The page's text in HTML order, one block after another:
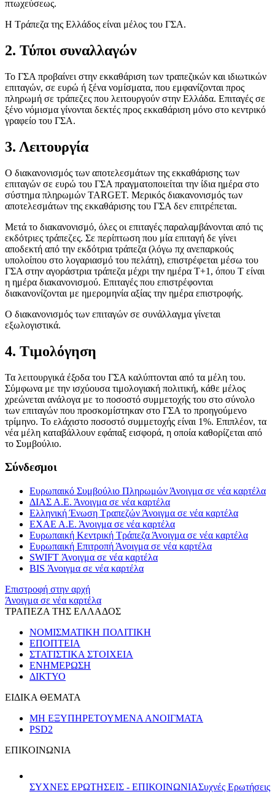
πτωχεύσεως.
Η Τράπεζα της Ελλ​άδος είναι μέλος του ΓΣΑ.
2. Τύποι​​​ συναλ​​λαγών
Το ΓΣΑ προβαίνει στην εκκαθάρι​ση των τραπεζικών και ιδιωτικών
επιταγών, σε ευρώ ή ξένα νομίσματα, που εμφανίζονται προς
πληρωμή σε τράπεζες που λειτουργούν στην Ελλάδα. Επιταγές σε
ξένο νόμισμα γίνονται δεκτές προς εκκαθάριση μόνο στο κεντρικό
γραφείο του ΓΣΑ.
3. Λει​​το​​υργία
​Ο διακανονισμό​​​​ς των αποτελεσμάτων της εκκαθάρισης των
επιταγών σε ευρώ του ΓΣΑ πραγματοποιείται την ίδια ημέρα στο
σύστημα πληρωμών TARGET. Μερικός διακανονισμός των
αποτελεσμάτων της εκκαθάρισης του ΓΣΑ δεν επιτρέπεται.​​
Μετά το διακανονισμό, όλες οι επιταγές παραλαμ​βάνονται από τις
εκδότριες τράπεζες. Σε περίπτωση που μία επιταγή δε γίνει
αποδεκτή από την εκδότρια τράπεζα (λόγω πχ ανεπαρκούς
υπολοίπου στο λογαριασμό του πελάτη), επιστρέφεται μέσω του
ΓΣΑ στην αγοράστρια τράπεζα μέχρι την ημέρα Τ+1, όπου Τ είναι
η ημέρα διακανονισμού. Επιταγές που επιστρέφονται
διακανονίζονται με ημερομηνία αξίας την ημέρα επιστροφής.
Ο διακανονισμός των επιταγών σε συνάλλαγμα γίνεται
εξωλογιστικά.
​4. Τιμο​​​λόγηση
Τα λειτουργικά έξοδα του ΓΣΑ καλύπτονται από τα μέλ​η του.
Σύμφωνα με την ισχύουσα τιμολογιακή πολιτική, κάθε μέλος
χρεώνεται ανάλογα με το ποσοστό συμμετοχής του στο σύνολο
των επιταγών που προσκομίστηκαν στο ΓΣΑ το προηγούμενο
τρίμηνο. Το ελάχιστο ποσοστό συμμετοχής είναι 1%. Επιπλέον, τα
νέα μέλη καταβάλλουν εφάπαξ εισφορά, η οποία καθορίζεται από
το Συμβούλιο.
Σύνδεσμοι
Ευρωπαικό Συμβούλιο Πληρωμών Άνοιγμα σε νέα καρτέλα
ΔΙΑΣ Α.Ε. Άνοιγμα σε νέα καρτέλα
Ελληνική Ένωση Τραπεζών Άνοιγμα σε νέα καρτέλα
ΕΧΑΕ Α.Ε. Άνοιγμα σε νέα καρτέλα
Ευρωπαική Κεντρική Τράπεζα Άνοιγμα σε νέα καρτέλα
Ευρωπαική Επιτροπή Άνοιγμα σε νέα καρτέλα
SWIFT Άνοιγμα σε νέα καρτέλα
BIS Άνοιγμα σε νέα καρτέλα
Επιστροφή στην αρχή
Άνοιγμα σε νέα καρτέλα
ΤΡΑΠΕΖΑ ΤΗΣ ΕΛΛΑΔΟΣ
ΝΟΜΙΣΜΑΤΙΚΗ ΠΟΛΙΤΙΚΗ
ΕΠΟΠΤΕΙΑ
ΣΤΑΤΙΣΤΙΚΑ ΣΤΟΙΧΕΙΑ
ΕΝΗΜΕΡΩΣΗ
ΔΙΚΤΥΟ
ΕΙΔΙΚΑ ΘΕΜΑΤΑ
ΜΗ ΕΞΥΠΗΡΕΤΟΥΜΕΝΑ ΑΝΟΙΓΜΑΤΑ
PSD2
ΕΠΙΚΟΙΝΩΝΙΑ
ΣΥΧΝΕΣ ΕΡΩΤΗΣΕΙΣ - ΕΠΙΚΟΙΝΩΝΙΑΣυχνές Ερωτήσεις